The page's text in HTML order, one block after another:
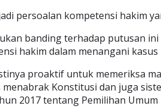
persoalan kompetensi hakim
banding terhadap putusan
hakim dalam menangani kasus
proaktif untuk memeriksa
menabrak Konstitusi dan juga
2017 tentang Pemilihan Umum